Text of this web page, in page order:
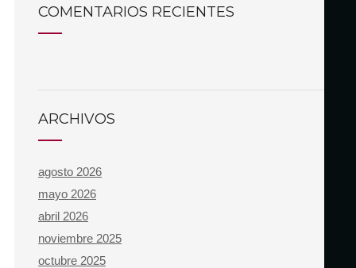
COMENTARIOS RECIENTES
ARCHIVOS
agosto 2026
mayo 2026
abril 2026
noviembre 2025
octubre 2025